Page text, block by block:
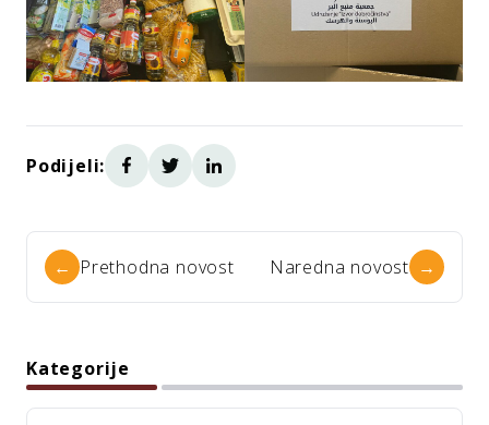
Podijeli:
← Prethodna novost Naredna novost →
Kategorije